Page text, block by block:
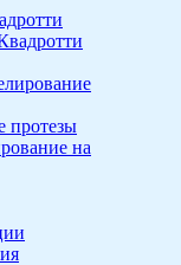
протезы
на